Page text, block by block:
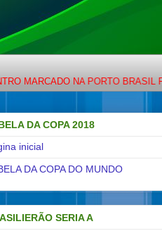
NA PORTO BRASIL FM 88,7 OU
DA COPA 2018
inicial
DA COPA DO MUNDO
SERIA A